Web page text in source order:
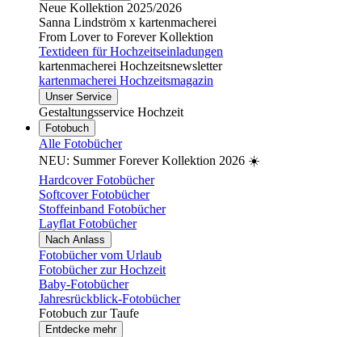
Neue Kollektion 2025/2026
Sanna Lindström x kartenmacherei
From Lover to Forever Kollektion
Textideen für Hochzeitseinladungen
kartenmacherei Hochzeitsnewsletter
kartenmacherei Hochzeitsmagazin
Unser Service
Gestaltungsservice Hochzeit
Fotobuch
Alle Fotobücher
NEU: Summer Forever Kollektion 2026 ☀️
Hardcover Fotobücher
Softcover Fotobücher
Stoffeinband Fotobücher
Layflat Fotobücher
Nach Anlass
Fotobücher vom Urlaub
Fotobücher zur Hochzeit
Baby-Fotobücher
Jahresrückblick-Fotobücher
Fotobuch zur Taufe
Entdecke mehr